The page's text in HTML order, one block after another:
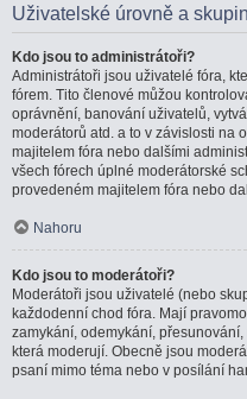
Uživatelské úrovně a
Kdo jsou to administrátoři?
Administrátoři jsou uživatelé fóra,
fórem. Tito členové můžou
oprávnění, banování uživatelů,
moderátorů atd. a to v závislosti na
majitelem fóra nebo dalšími
všech fórech úplné moderátorské
provedeném majitelem fóra nebo
Nahoru
Kdo jsou to moderátoři?
Moderátoři jsou uživatelé (nebo
každodenní chod fóra. Mají
zamykání, odemykání,
která moderují. Obecně jsou
psaní mimo téma nebo v posílání